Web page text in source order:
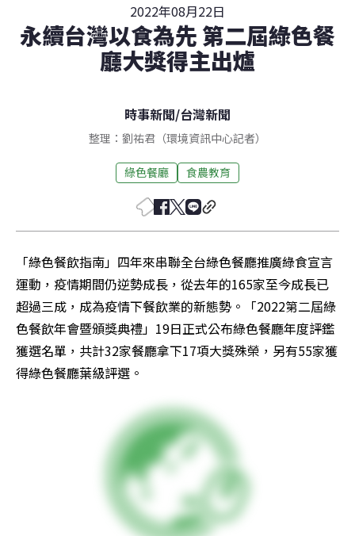
2022年08月22日
永續台灣以食為先 第二屆綠色餐
廳大獎得主出爐
時事新聞/台灣新聞
整理：劉祐君（環境資訊中心記者）
綠色餐廳 食農教育
「綠色餐飲指南」四年來串聯全台綠色餐廳推廣綠食宣言
運動，疫情期間仍逆勢成長，從去年的165家至今成長已
超過三成，成為疫情下餐飲業的新態勢。「2022第二屆綠
色餐飲年會暨頒獎典禮」19日正式公布綠色餐廳年度評鑑
獲選名單，共計32家餐廳拿下17項大獎殊榮，另有55家獲
得綠色餐廳葉級評選。